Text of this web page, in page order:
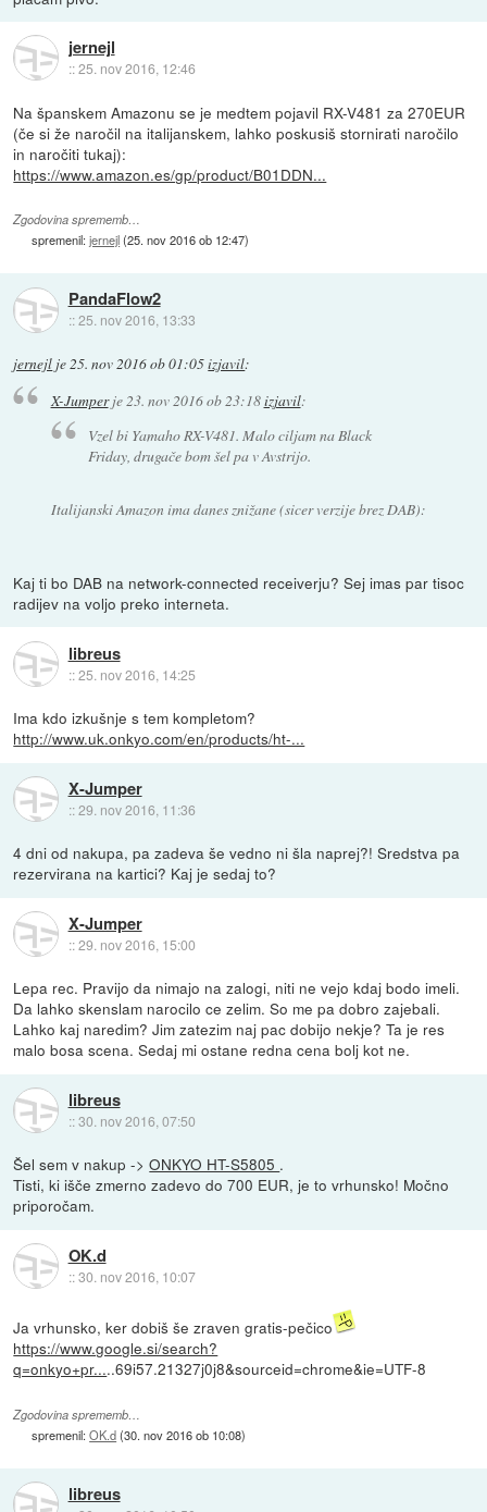
jernejl
::25. nov 2016, 12:46
Na španskem Amazonu se je medtem pojavil RX-V481 za 270EUR
(če si že naročil na italijanskem, lahko poskusiš stornirati naročilo
in naročiti tukaj):
https://www.amazon.es/gp/product/B01DDN...
Zgodovina sprememb…
spremenil:jernejl(25. nov 2016 ob 12:47)
PandaFlow2
::25. nov 2016, 13:33
jernejl je25. nov 2016 ob 01:05izjavil:
X-Jumperje 23. nov 2016 ob 23:18izjavil:
Vzel bi Yamaho RX-V481. Malo ciljam na Black
Friday, drugače bom šel pa v Avstrijo.
Italijanski Amazon ima danes znižane (sicer verzije brez DAB):
Kaj ti bo DAB na network-connected receiverju? Sej imas par tisoc
radijev na voljo preko interneta.
libreus
::25. nov 2016, 14:25
Ima kdo izkušnje s tem kompletom?
http://www.uk.onkyo.com/en/products/ht-...
X-Jumper
::29. nov 2016, 11:36
4 dni od nakupa, pa zadeva še vedno ni šla naprej?! Sredstva pa
rezervirana na kartici? Kaj je sedaj to?
X-Jumper
::29. nov 2016, 15:00
Lepa rec. Pravijo da nimajo na zalogi, niti ne vejo kdaj bodo imeli.
Da lahko skenslam narocilo ce zelim. So me pa dobro zajebali.
Lahko kaj naredim? Jim zatezim naj pac dobijo nekje? Ta je res
malo bosa scena. Sedaj mi ostane redna cena bolj kot ne.
libreus
::30. nov 2016, 07:50
Šel sem v nakup ->ONKYO HT-S5805 .
Tisti, ki išče zmerno zadevo do 700 EUR, je to vrhunsko! Močno
priporočam.
OK.d
::30. nov 2016, 10:07
Ja vrhunsko, ker dobiš še zraven gratis-pečico
https://www.google.si/search?
q=onkyo+pr.....69i57.21327j0j8&sourceid=chrome&ie=UTF-8
Zgodovina sprememb…
spremenil:OK.d(30. nov 2016 ob 10:08)
libreus